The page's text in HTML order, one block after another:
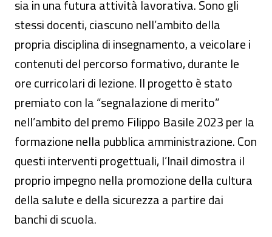
sia in una futura attività lavorativa. Sono gli
stessi docenti, ciascuno nell’ambito della
propria disciplina di insegnamento, a veicolare i
contenuti del percorso formativo, durante le
ore curricolari di lezione. Il progetto è stato
premiato con la “segnalazione di merito”
nell’ambito del premo Filippo Basile 2023 per la
formazione nella pubblica amministrazione. Con
questi interventi progettuali, l’Inail dimostra il
proprio impegno nella promozione della cultura
della salute e della sicurezza a partire dai
banchi di scuola.